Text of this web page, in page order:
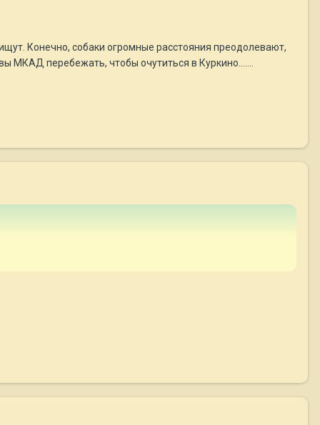
Конечно, собаки огромные расстояния преодолевают,
МКАД перебежать, чтобы очутиться в Куркино.......